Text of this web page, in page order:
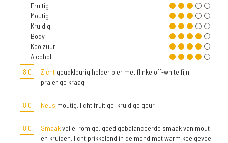
Fruitig
Moutig
Kruidig
Body
Koolzuur
Alcohol
8,0
Zicht goudkleurig helder bier met flinke off-white fijn
pralerige kraag
8,0 Neus moutig, licht fruitige, kruidige geur
8,0 Smaakvolle, romige, goed gebalanceerde smaak van mout
en kruiden. licht prikkelend in de mond met warm keelgevoel